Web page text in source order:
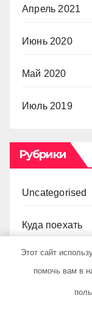
Апрель 2021
Июнь 2020
Май 2020
Июль 2019
Рубрики
Uncategorised
Куда поехать
Новости авто
Новости плюс
Этот сайт
помочь вам в